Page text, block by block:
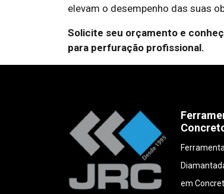
elevam o desempenho das suas
Solicite seu orçamento e
para perfuração profissional.
em